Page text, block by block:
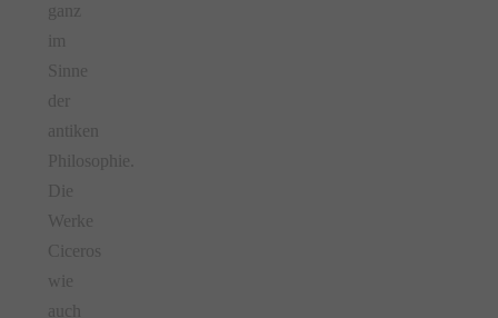
ganz
im
Sinne
der
antiken
Philosophie.
Die
Werke
Ciceros
wie
auch